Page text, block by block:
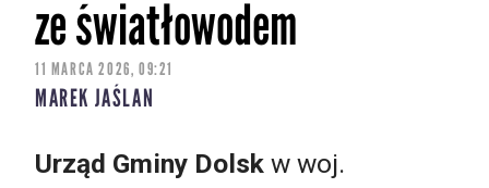
ze światłowodem
11 MARCA 2026, 09:21
MAREK JAŚLAN
Urząd Gminy Dolsk w woj.